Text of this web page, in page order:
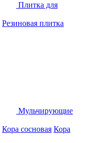
Плитка для
Резиновая плитка
Мульчирующие
Кора сосновая Кора